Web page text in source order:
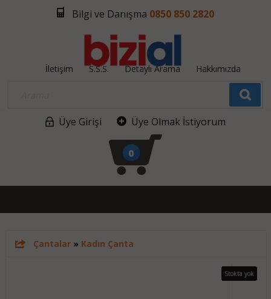
Bilgi ve Danışma 0850 850 2820
İletişim S.S.S. Detaylı Arama Hakkımızda
Üye Girişi Üye Olmak İstiyorum
0
Çantalar» Kadın Çanta
Stokta yok